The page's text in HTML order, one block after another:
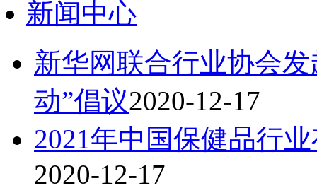
新闻中心
新华网联合行业协会
动”倡议2020-12-17
2021年中国保健品行
2020-12-17